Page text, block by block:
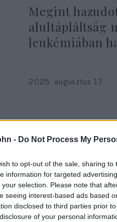
- Do Not Process My
to opt-out of the sale, sharing
information for targeted
your selection. Please note that
seeing interest-based ads based
disclosed to third parties prior
of your personal
Megint
alultápláltság
leukémiában
2025. augusztus 17.